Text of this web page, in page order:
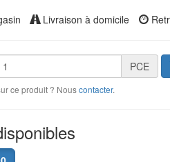
Livraison à domicile
PCE
ce produit ? Nouscontacter.